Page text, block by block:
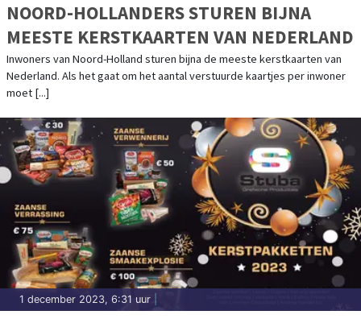
NOORD-HOLLANDERS STUREN BIJNA
MEESTE KERSTKAARTEN VAN NEDERLAND
Inwoners van Noord-Holland sturen bijna de meeste kerstkaarten van
Nederland. Als het gaat om het aantal verstuurde kaartjes per inwoner
moet [...]
1 december 2023, 6:31 uur